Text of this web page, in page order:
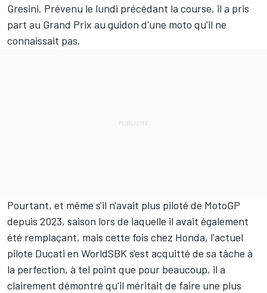
Gresini. Prévenu le lundi précédant la course, il a pris
part au Grand Prix au guidon d'une moto qu'il ne
connaissait pas.
Pourtant, et même s'il n'avait plus piloté de MotoGP
depuis 2023, saison lors de laquelle il avait également
été remplaçant, mais cette fois chez Honda, l'actuel
pilote Ducati en WorldSBK s'est acquitté de sa tâche à
la perfection, à tel point que pour beaucoup, il a
clairement démontré qu'il méritait de faire une plus